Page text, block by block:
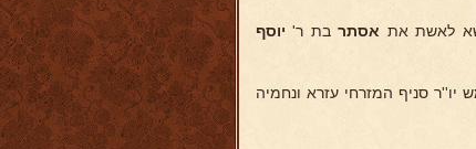
אסתרבת ר' יוסף
סניף המזרחי עזרא ונחמיה